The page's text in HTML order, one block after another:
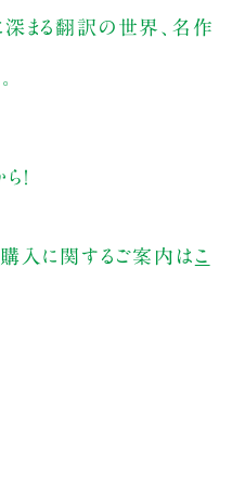
深まる翻訳の世界、名作
！
購入に関するご案内は こ